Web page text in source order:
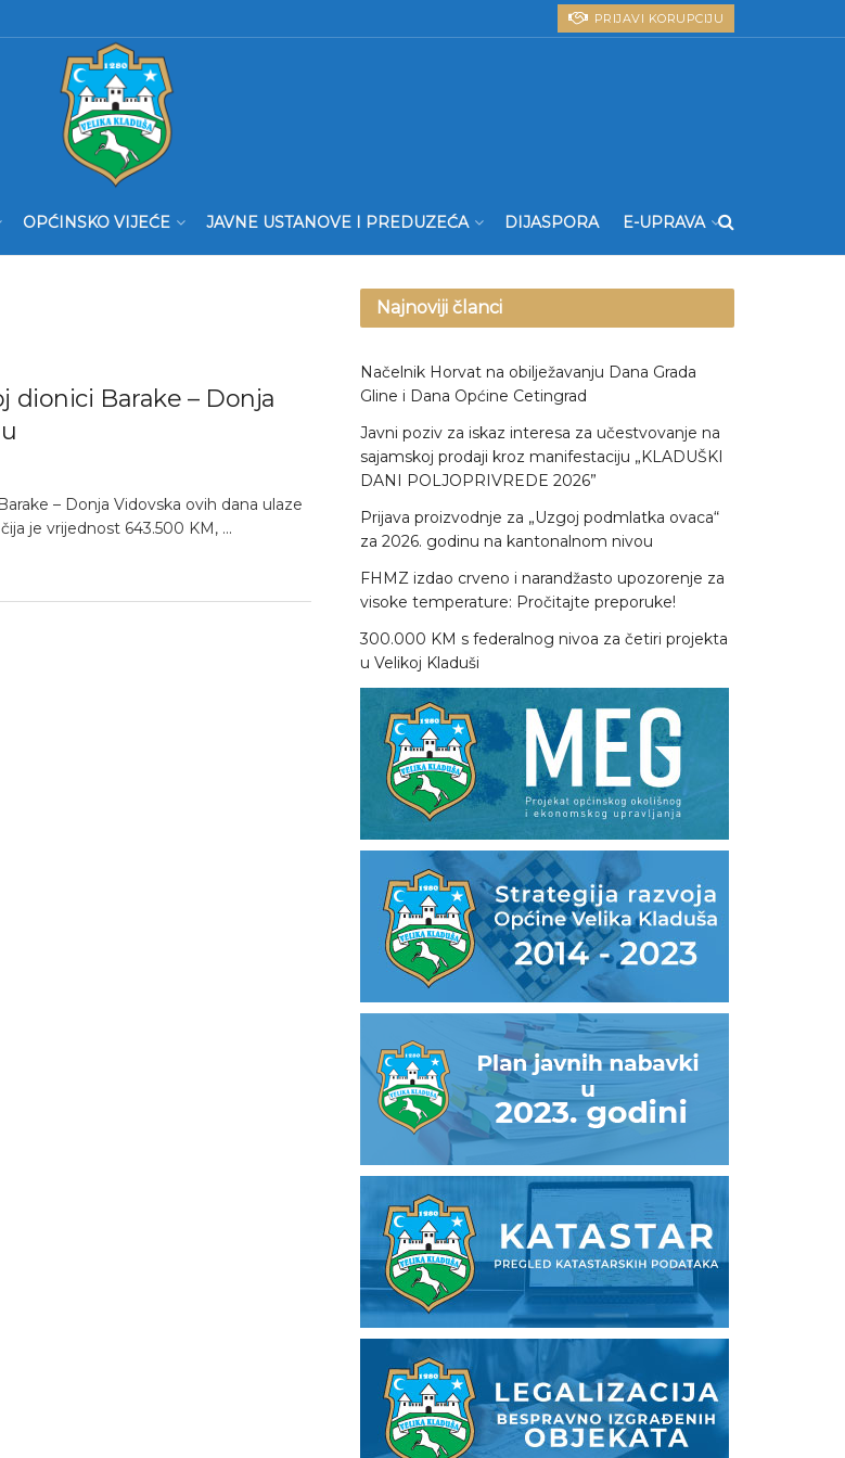
PRIJAVI KORUPCIJU
OPĆINSKO VIJEĆE JAVNE USTANOVE I PREDUZEĆA DIJASPORA E-UPRAVA
dionici Barake – Donja
– Donja Vidovska ovih dana ulaze
je vrijednost 643.500 KM, ...
Najnoviji članci
Načelnik Horvat na obilježavanju Dana Grada
Gline i Dana Općine Cetingrad
Javni poziv za iskaz interesa za učestvovanje na
sajamskoj prodaji kroz manifestaciju „KLADUŠKI
DANI POLJOPRIVREDE 2026”
Prijava proizvodnje za „Uzgoj podmlatka ovaca“
za 2026. godinu na kantonalnom nivou
FHMZ izdao crveno i narandžasto upozorenje za
visoke temperature: Pročitajte preporuke!
300.000 KM s federalnog nivoa za četiri projekta
u Velikoj Kladuši